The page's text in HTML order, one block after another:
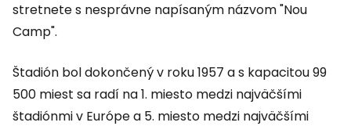
stretnete s nesprávne napísaným názvom "Nou
Camp".
Štadión bol dokončený v roku 1957 a s kapacitou 99
500 miest sa radí na 1. miesto medzi najväčšími
štadiónmi v Európe a 5. miesto medzi najväčšími